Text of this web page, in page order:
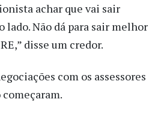
achar que vai sair
Não dá para sair melhor
disse um credor.
com os assessores
começaram.